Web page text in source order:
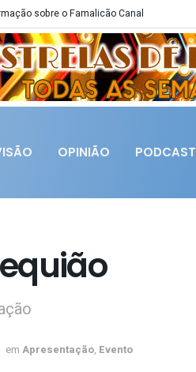
sobre o Famalicão Canal
OPINIÃO PODCAST
em Apresentação, Evento